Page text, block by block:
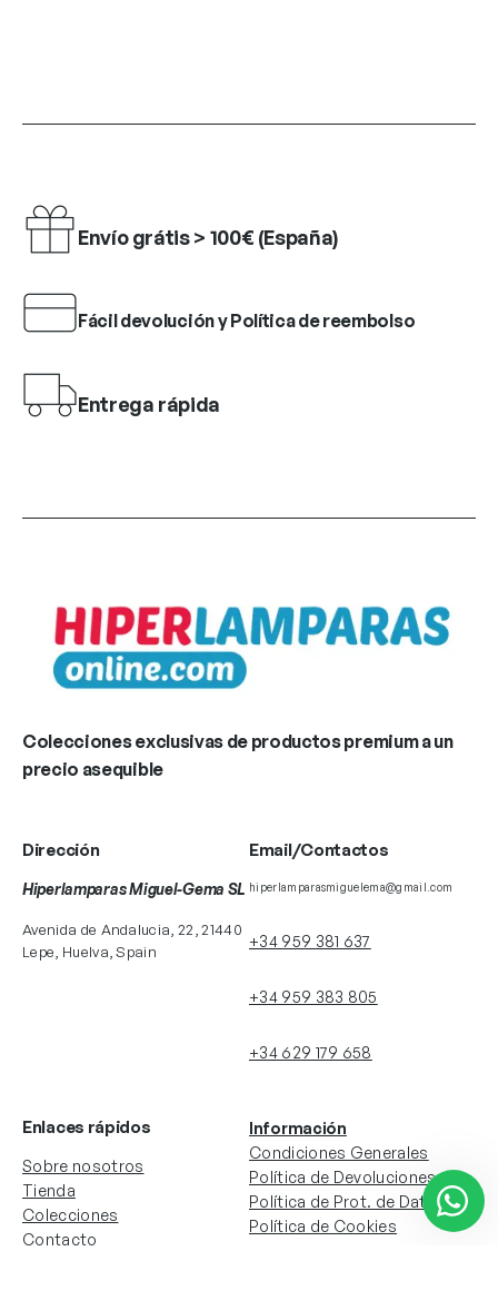
Envío grátis > 100€ (España)
Fácil devolución y Política de reembolso
Entrega rápida
Colecciones exclusivas de productos premium a un
precio asequible
Dirección
Hiperlamparas Miguel-Gema SL
Avenida de Andalucia, 22, 21440
Lepe, Huelva, Spain
Email/Contactos
hiperlamparasmiguelema@gmail.com
+34 959 381 637
+34 959 383 805
+34 629 179 658
Enlaces rápidos
Sobre nosotros
Tienda
Colecciones
Contacto
Información
Condiciones Generales
Política de Devoluciones
Política de Prot. de Datos
Política de Cookies